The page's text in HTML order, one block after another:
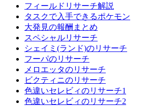
フィールドリサーチ解説
タスクで入手できるポケモン
大発見の報酬まとめ
スペシャルリサーチ
シェイミ(ランド)のリサーチ
フーパのリサーチ
メロエッタのリサーチ
ビクティニのリサーチ
色違いセレビィのリサーチ1
色違いセレビィのリサーチ2